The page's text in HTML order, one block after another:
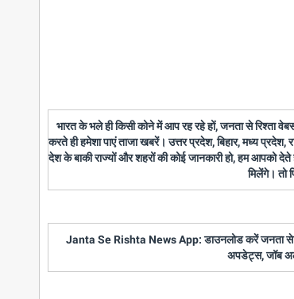
भारत के भले ही किसी कोने में आप रह रहे हों, जनता से रिश्ता
करते ही हमेशा पाएं ताजा खबरें। उत्तर प्रदेश, बिहार, मध्य
देश के बाकी राज्यों और शहरों की कोई जानकारी हो, हम आपको
मिलेंगे। तो
Janta Se Rishta News App: डाउनलोड करें जनता से
अपडेट्स, जॉब